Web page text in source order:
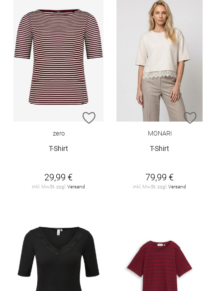
ZUR WUNSCHLISTE HINZUFÜGEN
zero
T-Shirt
29,99 €
inkl. MwSt. zzgl. Versand
ZUR
MONARI
T-Shirt
79,99 €
inkl. MwSt. zzgl. Versand